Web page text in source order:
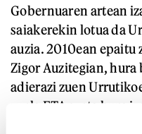
Gobernuaren artean
saiakerekin lotua da
auzia. 2010ean epaitu
Zigor Auzitegian, hura
adierazi zuen
zuela ETAn, eta hura
«arduradun